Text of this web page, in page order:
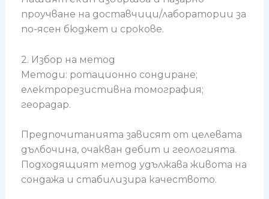
проучване на доставчици/лаборатории за
по-ясен бюджет и срокове.
2. Избор на метод
Методи: ротационно сондиране;
електрорезистивна томография;
георадар.
Предпочитанията зависят от целевата
дълбочина, очакван дебит и геологията.
Подходящият метод удължава живота на
сондажа и стабилизира качеството.